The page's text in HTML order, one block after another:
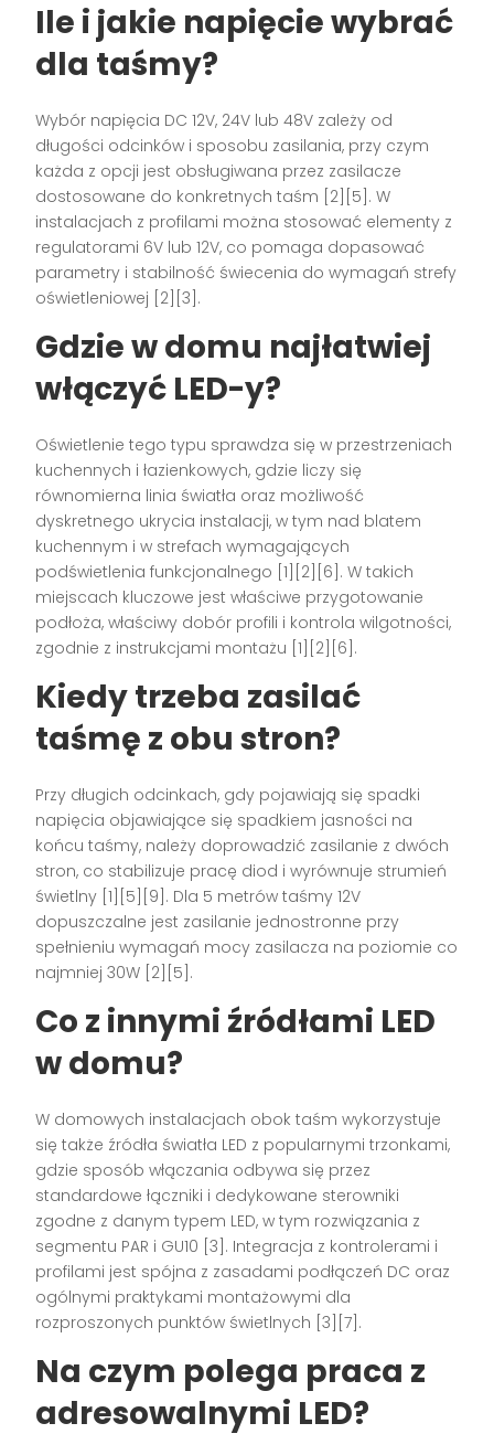
Ile i jakie napięcie wybrać
dla taśmy?
Wybór napięcia DC 12V, 24V lub 48V zależy od
długości odcinków i sposobu zasilania, przy czym
każda z opcji jest obsługiwana przez zasilacze
dostosowane do konkretnych taśm [2][5]. W
instalacjach z profilami można stosować elementy z
regulatorami 6V lub 12V, co pomaga dopasować
parametry i stabilność świecenia do wymagań strefy
oświetleniowej [2][3].
Gdzie w domu najłatwiej
włączyć LED-y?
Oświetlenie tego typu sprawdza się w przestrzeniach
kuchennych i łazienkowych, gdzie liczy się
równomierna linia światła oraz możliwość
dyskretnego ukrycia instalacji, w tym nad blatem
kuchennym i w strefach wymagających
podświetlenia funkcjonalnego [1][2][6]. W takich
miejscach kluczowe jest właściwe przygotowanie
podłoża, właściwy dobór profili i kontrola wilgotności,
zgodnie z instrukcjami montażu [1][2][6].
Kiedy trzeba zasilać
taśmę z obu stron?
Przy długich odcinkach, gdy pojawiają się spadki
napięcia objawiające się spadkiem jasności na
końcu taśmy, należy doprowadzić zasilanie z dwóch
stron, co stabilizuje pracę diod i wyrównuje strumień
świetlny [1][5][9]. Dla 5 metrów taśmy 12V
dopuszczalne jest zasilanie jednostronne przy
spełnieniu wymagań mocy zasilacza na poziomie co
najmniej 30W [2][5].
Co z innymi źródłami LED
w domu?
W domowych instalacjach obok taśm wykorzystuje
się także źródła światła LED z popularnymi trzonkami,
gdzie sposób włączania odbywa się przez
standardowe łączniki i dedykowane sterowniki
zgodne z danym typem LED, w tym rozwiązania z
segmentu PAR i GU10 [3]. Integracja z kontrolerami i
profilami jest spójna z zasadami podłączeń DC oraz
ogólnymi praktykami montażowymi dla
rozproszonych punktów świetlnych [3][7].
Na czym polega praca z
adresowalnymi LED?